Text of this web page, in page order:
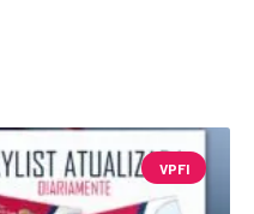
VPFI